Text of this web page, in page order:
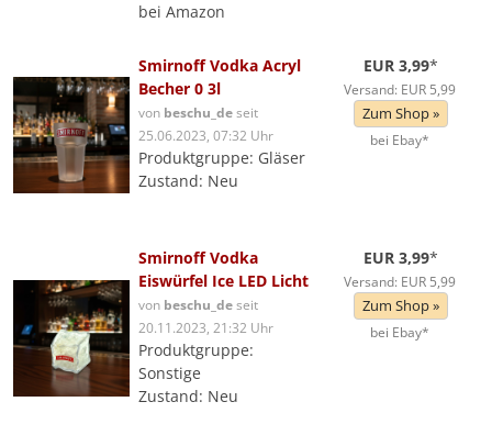
bei Amazon
Smirnoff Vodka Acryl
Becher 0 3l
von beschu_deseit
25.06.2023, 07:32 Uhr
Produktgruppe: Gläser
Zustand: Neu
EUR 3,99*
Versand: EUR 5,99
Zum Shop »
bei Ebay*
Smirnoff Vodka
Eiswürfel Ice LED Licht
von beschu_deseit
20.11.2023, 21:32 Uhr
Produktgruppe:
Sonstige
Zustand: Neu
EUR 3,99*
Versand: EUR 5,99
Zum Shop »
bei Ebay*